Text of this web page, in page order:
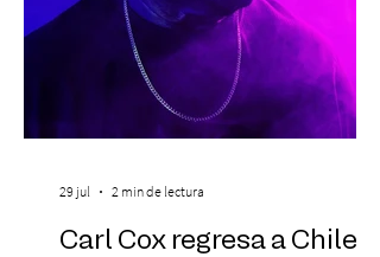
Carl Cox regresa a Chile
29 jul 2 min de lectura